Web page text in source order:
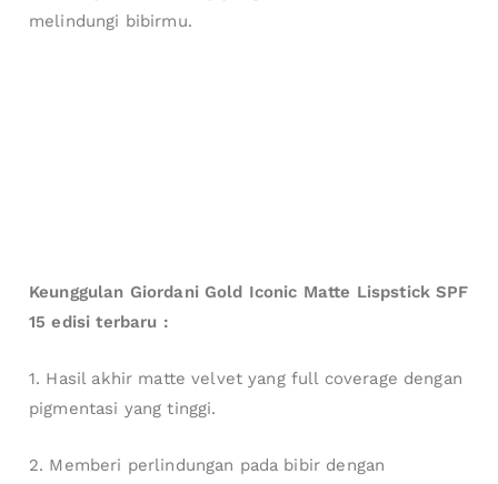
melindungi bibirmu.
Keunggulan Giordani Gold Iconic Matte Lispstick SPF
15 edisi terbaru :
1. Hasil akhir matte velvet yang full coverage dengan
pigmentasi yang tinggi.
2. Memberi perlindungan pada bibir dengan